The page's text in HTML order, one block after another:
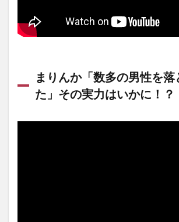
まりんか「数多の男性を落
た」その実力はいかに！？